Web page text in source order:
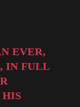
EVER,
IN FULL
HIS